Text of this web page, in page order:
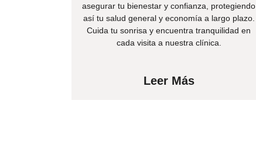
asegurar tu bienestar y confianza, protegiendo
así tu salud general y economía a largo plazo.
Cuida tu sonrisa y encuentra tranquilidad en
cada visita a nuestra clínica.
Leer Más